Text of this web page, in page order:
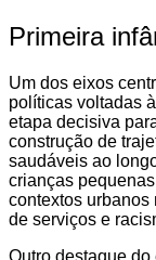
Primeira
Um dos eixos
políticas voltadas
etapa decisiva
construção de
saudáveis ao
crianças
contextos urbanos
de serviços e
Outro destaque